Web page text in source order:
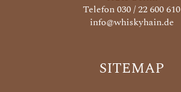
Telefon 030 / 22 600 610
info@whiskyhain.de
SITEMAP